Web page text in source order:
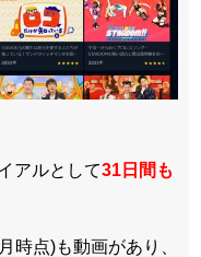
アルとして31日間も
時点)も動画があり、